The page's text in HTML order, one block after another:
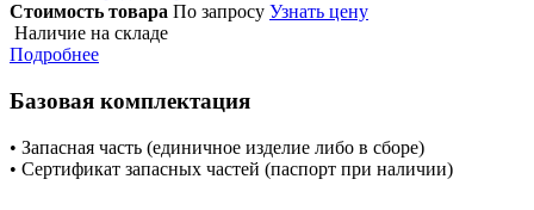
Стоимость товара По запросу Узнать цену
Наличие на складе
Подробнее
Базовая комплектация
• Запасная часть (единичное изделие либо в сборе)
• Сертификат запасных частей (паспорт при наличии)